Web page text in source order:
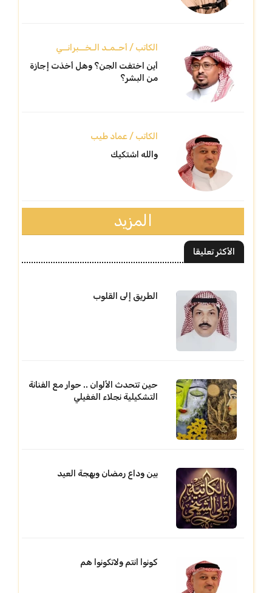
الكاتب / أحـمـد الـخــبرانــي
أين اختفت الجن؟ وهل أخذت إجازة
من البشر؟
الكاتب / عماد طيب
والله اشتكيك
المزيد
الأكثر تعليقا
الطريق إلى القلوب
حين تتحدث الألوان .. حوار مع الفنانة
التشكيلية نجلاء الغفيلي
بين وداع رمضان وبهجة العيد
كونوا انتم ولاتكونوا هم